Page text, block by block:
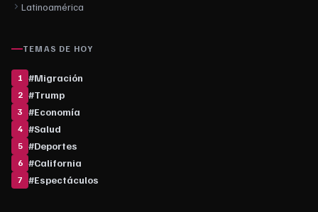
Latinoamérica
TEMAS DE HOY
1 #Migración
2 #Trump
3 #Economía
4 #Salud
5 #Deportes
6 #California
7 #Espectáculos